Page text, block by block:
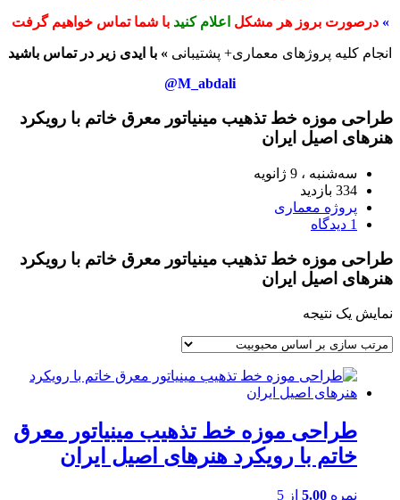
» درصورت بروز هر مشکل اعلام کنید با شما تماس خواهیم گرفت
انجام کلیه پروژهای معماری+ پشتیبانی » با ایدی زیر در تماس باشید
M_abdali@
طراحی موزه خط تذهیب مینیاتور معرق خاتم با رویکرد
هنرهای اصیل ایران
سه‌شنبه ، 9 ژانویه
334 بازدید
پروژه معماری
1 دیدگاه
طراحی موزه خط تذهیب مینیاتور معرق خاتم با رویکرد
هنرهای اصیل ایران
نمایش یک نتیجه
طراحی موزه خط تذهیب مینیاتور معرق
خاتم با رویکرد هنرهای اصیل ایران
نمره 5.00 از 5